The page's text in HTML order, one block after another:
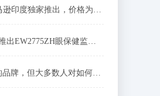
Intex Aqua Ring在亚马逊印度独家推出，价格为3,999卢比
明基在印度Rs 17,500推出EW2775ZH眼保健监视器
推特: 人们知道我们的品牌，但大多数人对如何使用它一无所知